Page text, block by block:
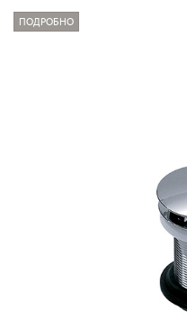
ПОДРОБНО